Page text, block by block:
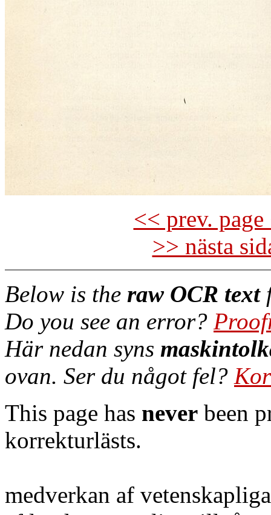
<< prev.
>> nästa
Below is the raw OCR text
Do you see an error?
Här nedan syns
ovan. Ser du något fel?
This page has never been
korrekturlästs.
medverkan af